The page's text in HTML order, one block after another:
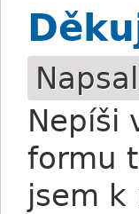
Nepíši
formu
jsem k